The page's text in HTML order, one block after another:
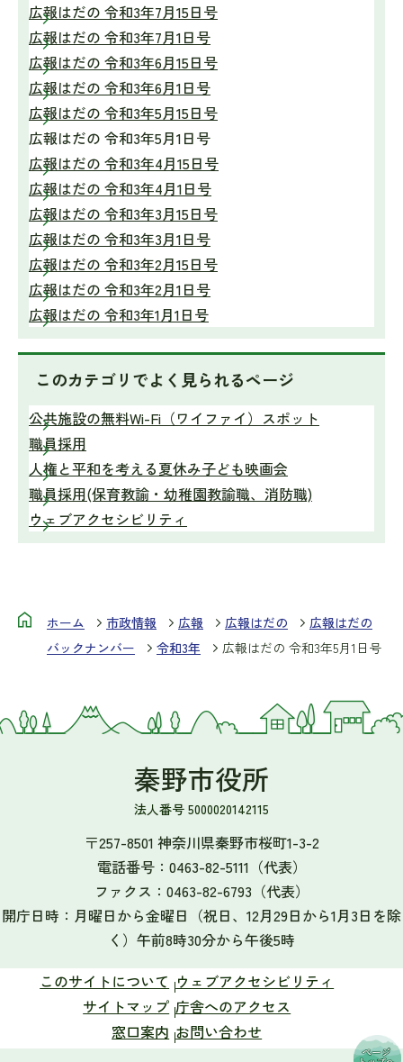
広報はだの 令和3年7月15日号
広報はだの 令和3年7月1日号
広報はだの 令和3年6月15日号
広報はだの 令和3年6月1日号
広報はだの 令和3年5月15日号
広報はだの 令和3年5月1日号
広報はだの 令和3年4月15日号
広報はだの 令和3年4月1日号
広報はだの 令和3年3月15日号
広報はだの 令和3年3月1日号
広報はだの 令和3年2月15日号
広報はだの 令和3年2月1日号
広報はだの 令和3年1月1日号
このカテゴリでよく見られるページ
公共施設の無料Wi-Fi（ワイファイ）スポット
職員採用
人権と平和を考える夏休み子ども映画会
職員採用(保育教諭・幼稚園教諭職、消防職)
ウェブアクセシビリティ
ホーム 市政情報 広報 広報はだの
広報はだの
バックナンバー
令和3年 広報はだの 令和3年5月1日号
秦野市役所
法人番号 5000020142115
〒257-8501 神奈川県秦野市桜町1-3-2
電話番号： 0463-82-5111 （代表）
ファクス： 0463-82-6793 （代表）
開庁日時：月曜日から金曜日（祝日、12月29日から1月3日を除
く）午前8時30分から午後5時
このサイトについて ウェブアクセシビリティ
サイトマップ 庁舎へのアクセス
窓口案内 お問い合わせ